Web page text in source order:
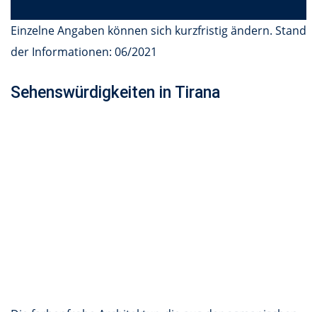
Einzelne Angaben können sich kurzfristig ändern. Stand
der Informationen: 06/2021
Sehenswürdigkeiten in Tirana